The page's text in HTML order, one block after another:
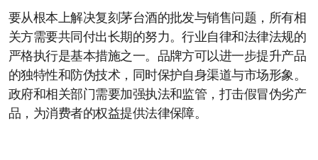
要从根本上解决复刻茅台酒的批发与销售问题，所有相
关方需要共同付出长期的努力。行业自律和法律法规的
严格执行是基本措施之一。品牌方可以进一步提升产品
的独特性和防伪技术，同时保护自身渠道与市场形象。
政府和相关部门需要加强执法和监管，打击假冒伪劣产
品，为消费者的权益提供法律保障。